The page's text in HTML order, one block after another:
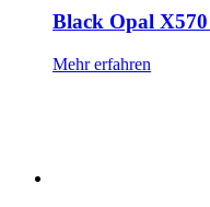
Black Opal X570
Mehr erfahren